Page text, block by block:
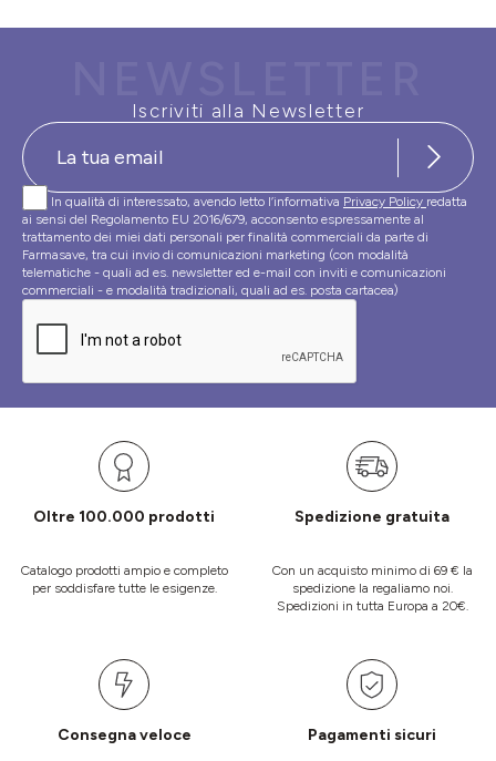
Iscriviti alla Newsletter
In qualità di interessato, avendo letto l’informativa Privacy Policy redatta
ai sensi del Regolamento EU 2016/679, acconsento espressamente al
trattamento dei miei dati personali per finalità commerciali da parte di
Farmasave, tra cui invio di comunicazioni marketing (con modalità
telematiche - quali ad es. newsletter ed e-mail con inviti e comunicazioni
commerciali - e modalità tradizionali, quali ad es. posta cartacea)
Oltre 100.000 prodotti
Catalogo prodotti ampio e completo
per soddisfare tutte le esigenze.
Spedizione gratuita
Con un acquisto minimo di 69 € la
spedizione la regaliamo noi.
Spedizioni in tutta Europa a 20€.
Consegna veloce Pagamenti sicuri